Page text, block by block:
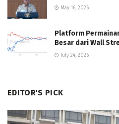
May 16, 2026
Platform
Besar dari Wall
July 24, 2026
EDITOR'S PICK